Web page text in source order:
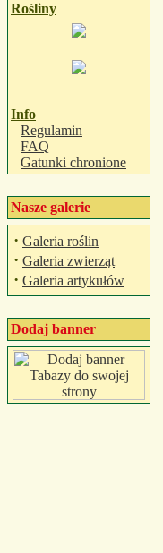
Rośliny
Info
Regulamin
FAQ
Gatunki chronione
Nasze galerie
· Galeria roślin
· Galeria zwierząt
· Galeria artykułów
Dodaj banner